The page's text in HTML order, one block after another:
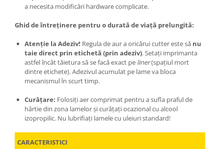
a necesita modificări hardware complicate.
Ghid de întreținere pentru o durată de viață prelungită:
Atenție la Adeziv! Regula de aur a oricărui cutter este să nu
taie direct prin etichetă (prin adeziv). Setați imprimanta
astfel încât tăietura să se facă exact pe liner(spațiul mort
dintre etichete). Adezivul acumulat pe lame va bloca
mecanismul în scurt timp.
Curățare: Folosiți aer comprimat pentru a sufla praful de
hârtie din zona lamelor și curățați ocazional cu alcool
izopropilic. Nu lubrifiați lamele cu uleiuri standard!
CARACTERISTICI